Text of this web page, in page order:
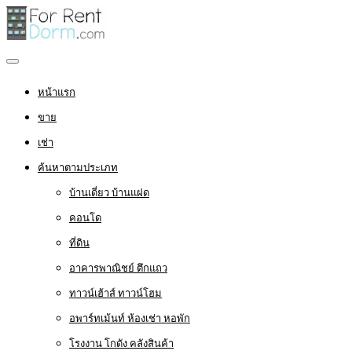
หน้าแรก
ขาย
เช่า
ค้นหาตามประเภท
บ้านเดี่ยว บ้านแฝด
คอนโด
ที่ดิน
อาคารพาณิชย์ ตึกแถว
ทาวน์เฮ้าส์ ทาวน์โฮม
อพาร์ทเม้นท์ ห้องเช่า หอพัก
โรงงาน โกดัง คลังสินค้า